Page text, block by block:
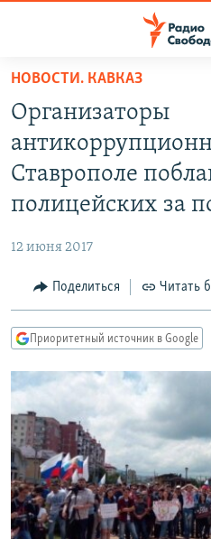
упрощенного
доступа
основному
содержанию
навигации
Вернутся
ПОДКАСТЫ
АВТОРСКИЕ ПРОЕКТЫ
ЦИТАТЫ СВОБОДЫ
IDEL.РЕАЛИИ
КАВКАЗ.РЕАЛИИ
СИБИРЬ.РЕАЛИИ
РАСПИСАНИЕ ВЕЩАНИЯ
ПОДПИШИТЕСЬ НА
СОЦИАЛЬНЫЕ СЕТИ
НОВОСТИ. КАВКАЗ
Организаторы
Ставрополе
полицейских за
12 июня 2017
Поделиться Читать
Приоритетный источник в Google